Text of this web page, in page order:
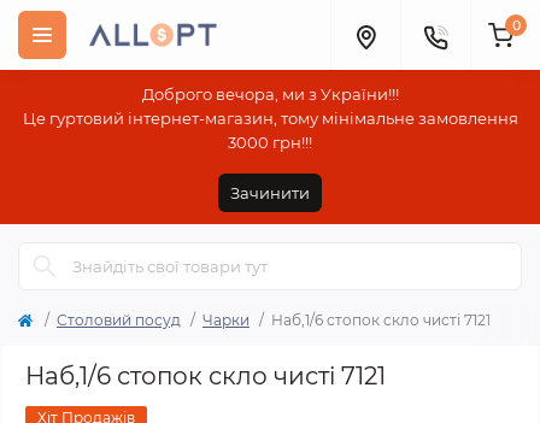
Доброго вечора, ми з України!!!
Це гуртовий інтернет-магазин, тому мінімальне замовлення
3000 грн!!!
Зачинити
0
Столовий посуд Чарки Наб,1/6 стопок скло чисті 7121
Наб,1/6 стопок скло чисті 7121
Хіт Продажів